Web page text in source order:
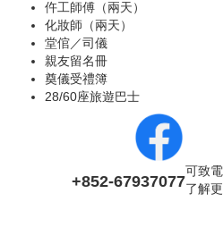
仵工師傅（兩天）
化妝師（兩天）
堂倌／司儀
親友留名冊
奠儀受禮簿
28/60座旅遊巴士
+852-67937077
可致
了解